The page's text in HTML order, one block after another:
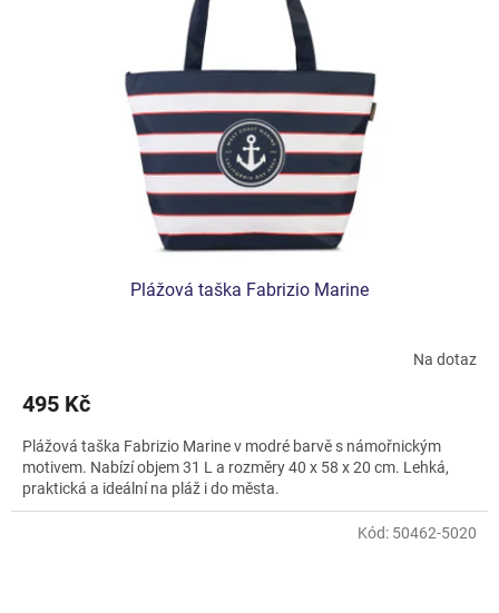
Plážová taška Fabrizio Marine
Na dotaz
495 Kč
Plážová taška Fabrizio Marine v modré barvě s námořnickým
motivem. Nabízí objem 31 L a rozměry 40 x 58 x 20 cm. Lehká,
praktická a ideální na pláž i do města.
Kód: 50462-5020